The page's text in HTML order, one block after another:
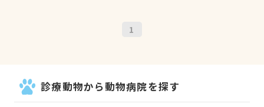
1
診療動物から動物病院を探す